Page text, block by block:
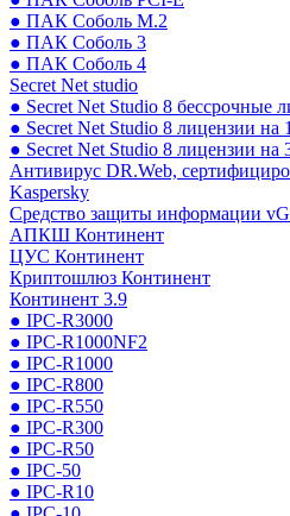
● ПАК Соболь М.2
● ПАК Соболь 3
● ПАК Соболь 4
Secret Net studio
● Secret Net Studio 8 бессрочные
● Secret Net Studio 8 лицензии на
● Secret Net Studio 8 лицензии на
Антивирус DR.Web,
Kaspersky
Средство защиты информации
АПКШ Континент
ЦУС Континент
Криптошлюз Континент
Континент 3.9
● IPC-R3000
● IPC-R1000NF2
● IPC-R1000
● IPC-R800
● IPC-R550
● IPC-R300
● IPC-R50
● IPC-50
● IPC-R10